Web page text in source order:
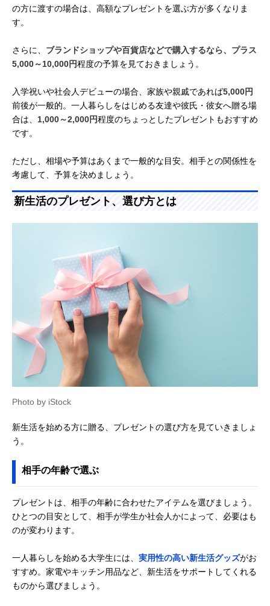
の方に渡すの場合は、高額なプレゼントを選ぶ方が多くなりま
す。
さらに、 ブランドショップや百貨店などで購入するなら、プラス
5,000～10,000円程度の予算を見ておきましょう。
入学祝いや社会人デビューの場合、家族や親戚であれば5,000円
前後が一般的。一人暮らしをはじめる友達や彼氏・彼女へ贈る場
合は、 1,000～2,000円程度のちょっとしたプレゼントもおすすめ
です。
ただし、相場や予算はあくまで一般的な目安。相手との関係性を
考慮して、予算を決めましょう。
新生活のプレゼント、選び方とは
Photo by iStock
新生活を始める方に贈る、プレゼントの選び方を見ていきましょ
う。
相手の年齢で選ぶ
プレゼントは、相手の年齢に合わせたアイテムを選びましょう。
ひとつの目安として、相手が学生か社会人かによって、必要はも
のが変わります。
一人暮らしを始める大学生には、 実用性の高い新生活グッズがお
すすめ。家電やキッチン用品など、新生活をサポートしてくれる
ものから選びましょう。